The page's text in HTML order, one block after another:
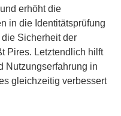
erhöht die
in die Identitätsprüfung
Sicherheit der
Pires. Letztendlich hilft
Nutzungserfahrung in
gleichzeitig verbessert